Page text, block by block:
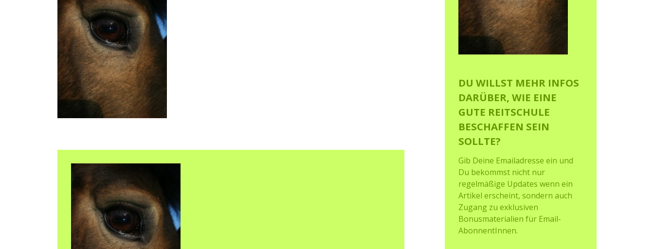
DU WILLST MEHR INFOS
DARÜBER, WIE EINE
GUTE REITSCHULE
BESCHAFFEN SEIN
SOLLTE?
Gib Deine Emailadresse ein und
Du bekommst nicht nur
regelmäßige Updates wenn ein
Artikel erscheint, sondern auch
Zugang zu exklusiven
Bonusmaterialien für Email-
AbonnentInnen.